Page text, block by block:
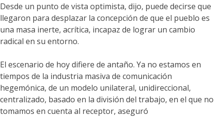
Desde un punto de vista optimista, dijo, puede decirse que
llegaron para desplazar la concepción de que el pueblo es
una masa inerte, acrítica, incapaz de lograr un cambio
radical en su entorno.
El escenario de hoy difiere de antaño. Ya no estamos en
tiempos de la industria masiva de comunicación
hegemónica, de un modelo unilateral, unidireccional,
centralizado, basado en la división del trabajo, en el que no
tomamos en cuenta al receptor, aseguró